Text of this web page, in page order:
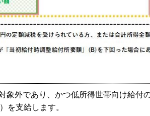
外であり、かつ低所得世帯向け給付
を支給します。